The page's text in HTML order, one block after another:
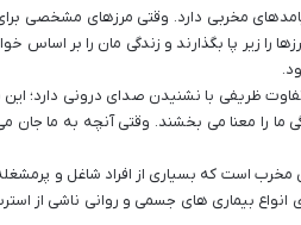
مخربی دارد. وقتی مرزهای مشخصی
را زیر پا بگذارند و زندگی مان را بر
ظریفی با نشنیدن صدای درونی دارد؛
ما را معنا می بخشند. وقتی آنچه به ما جان
مخرب است که بسیاری از افراد شاغل و
بیماری های جسمی و روانی ناشی از